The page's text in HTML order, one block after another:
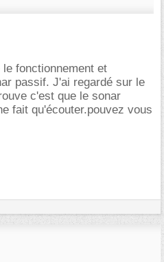
fonctionnement et
passif. J'ai regardé sur le
c'est que le sonar
fait qu'écouter.pouvez vous